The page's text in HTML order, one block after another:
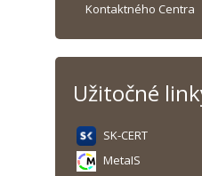
Kontaktného Centra
Užitočné
SK-CERT
MetaIS